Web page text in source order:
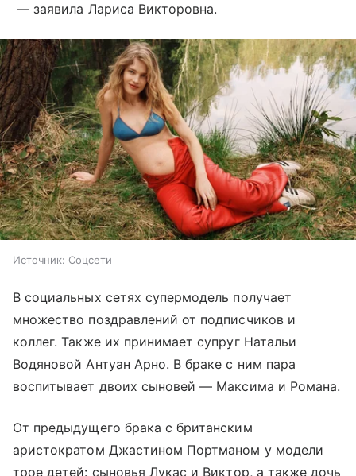
— заявила Лариса Викторовна.
Источник: Соцсети
В социальных сетях супермодель получает
множество поздравлений от подписчиков и
коллег. Также их принимает супруг Натальи
Водяновой Антуан Арно. В браке с ним пара
воспитывает двоих сыновей — Максима и Романа.
От предыдущего брака с британским
аристократом Джастином Портманом у модели
трое детей: сыновья Лукас и Виктор, а также дочь